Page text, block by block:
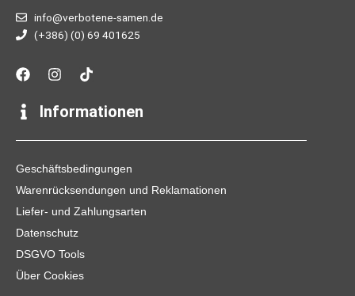
info@verbotene-samen.de
(+386) (0) 69 401625
F
a
e
b
o
k
I
n
t
g
a
T
i
t
k
Informationen
Geschäftsbedingungen
Warenrücksendungen und Reklamationen
Liefer- und Zahlungsarten
Datenschutz
DSGVO Tools
Über Cookies